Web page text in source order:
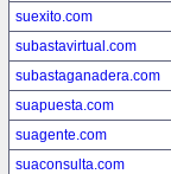
suexito.com
subastavirtual.com
subastaganadera.com
suapuesta.com
suagente.com
suaconsulta.com